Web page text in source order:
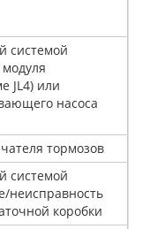
системой
JL4) или
насоса
тормозов
системой
неисправность
коробки